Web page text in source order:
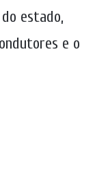
estado,
e o